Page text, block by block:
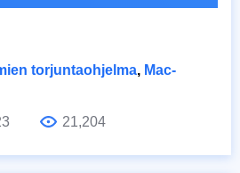
torjuntaohjelma, Mac-
21,204